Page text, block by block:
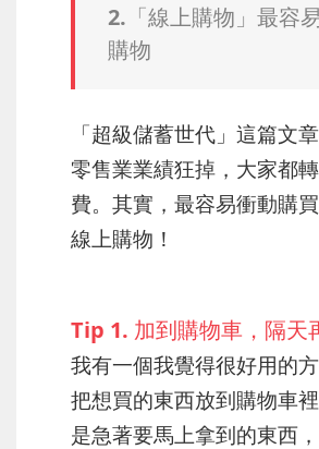
2.「線上購物」最容
購物
「超級儲蓄世代」這篇文
零售業業績狂掉，大家都
費。其實，最容易衝動購
線上購物！
Tip 1. 加到購物車，隔天
我有一個我覺得很好用的
把想買的東西放到購物車
是急著要馬上拿到的東西